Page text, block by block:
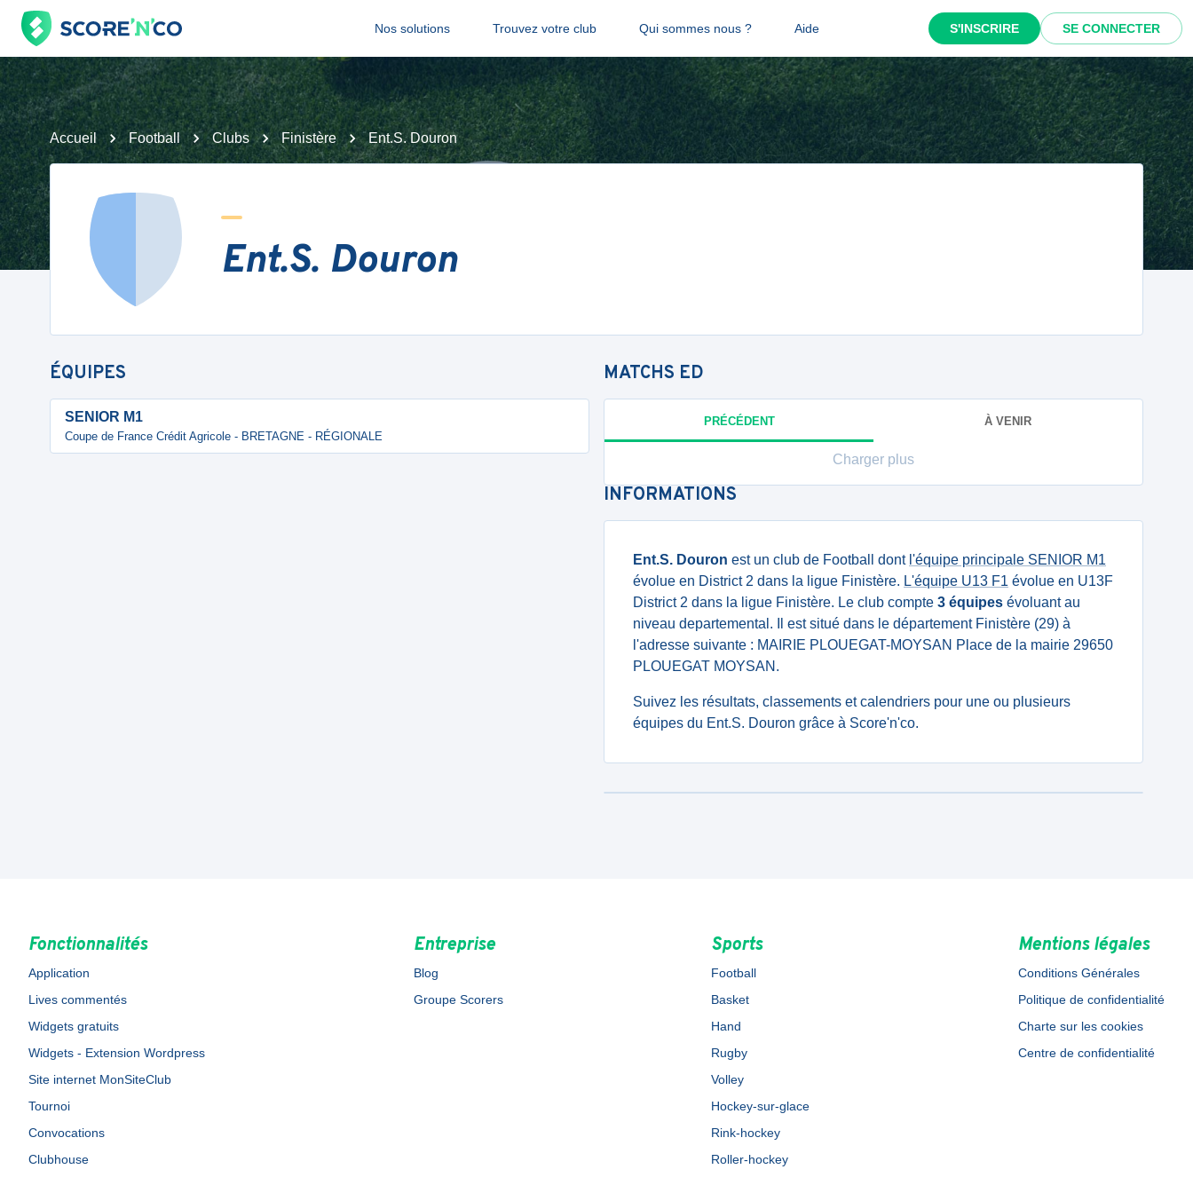
Nos solutions Trouvez votre club Qui sommes nous ? Aide S'INSCRIRE SE CONNECTER
Accueil Football Clubs Finistère Ent.S. Douron
Ent.S. Douron
ÉQUIPES
SENIOR M1
Coupe de France Crédit Agricole - BRETAGNE - RÉGIONALE
MATCHS ED
PRÉCÉDENT À VENIR
Charger plus
INFORMATIONS
Ent.S. Douron est un club de Football dont l'équipe principale SENIOR M1
évolue en District 2 dans la ligue Finistère. L'équipe U13 F1 évolue en U13F
District 2 dans la ligue Finistère. Le club compte 3 équipes évoluant au
niveau departemental. Il est situé dans le département Finistère (29) à
l'adresse suivante : MAIRIE PLOUEGAT-MOYSAN Place de la mairie 29650
PLOUEGAT MOYSAN.
Suivez les résultats, classements et calendriers pour une ou plusieurs
équipes du Ent.S. Douron grâce à Score'n'co.
Fonctionnalités
Application
Lives commentés
Widgets gratuits
Widgets - Extension Wordpress
Site internet MonSiteClub
Tournoi
Convocations
Clubhouse
Entreprise
Blog
Groupe Scorers
Sports
Football
Basket
Hand
Rugby
Volley
Hockey-sur-glace
Rink-hockey
Roller-hockey
Mentions légales
Conditions Générales
Politique de confidentialité
Charte sur les cookies
Centre de confidentialité